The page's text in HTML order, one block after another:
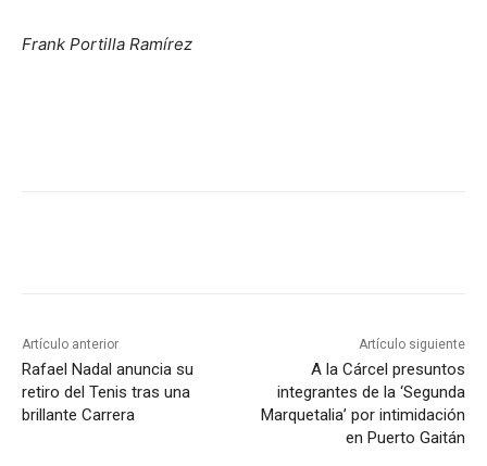
Frank Portilla Ramírez
Artículo anterior
Rafael Nadal anuncia su
retiro del Tenis tras una
brillante Carrera
Artículo siguiente
A la Cárcel presuntos
integrantes de la ‘Segunda
Marquetalia’ por intimidación
en Puerto Gaitán